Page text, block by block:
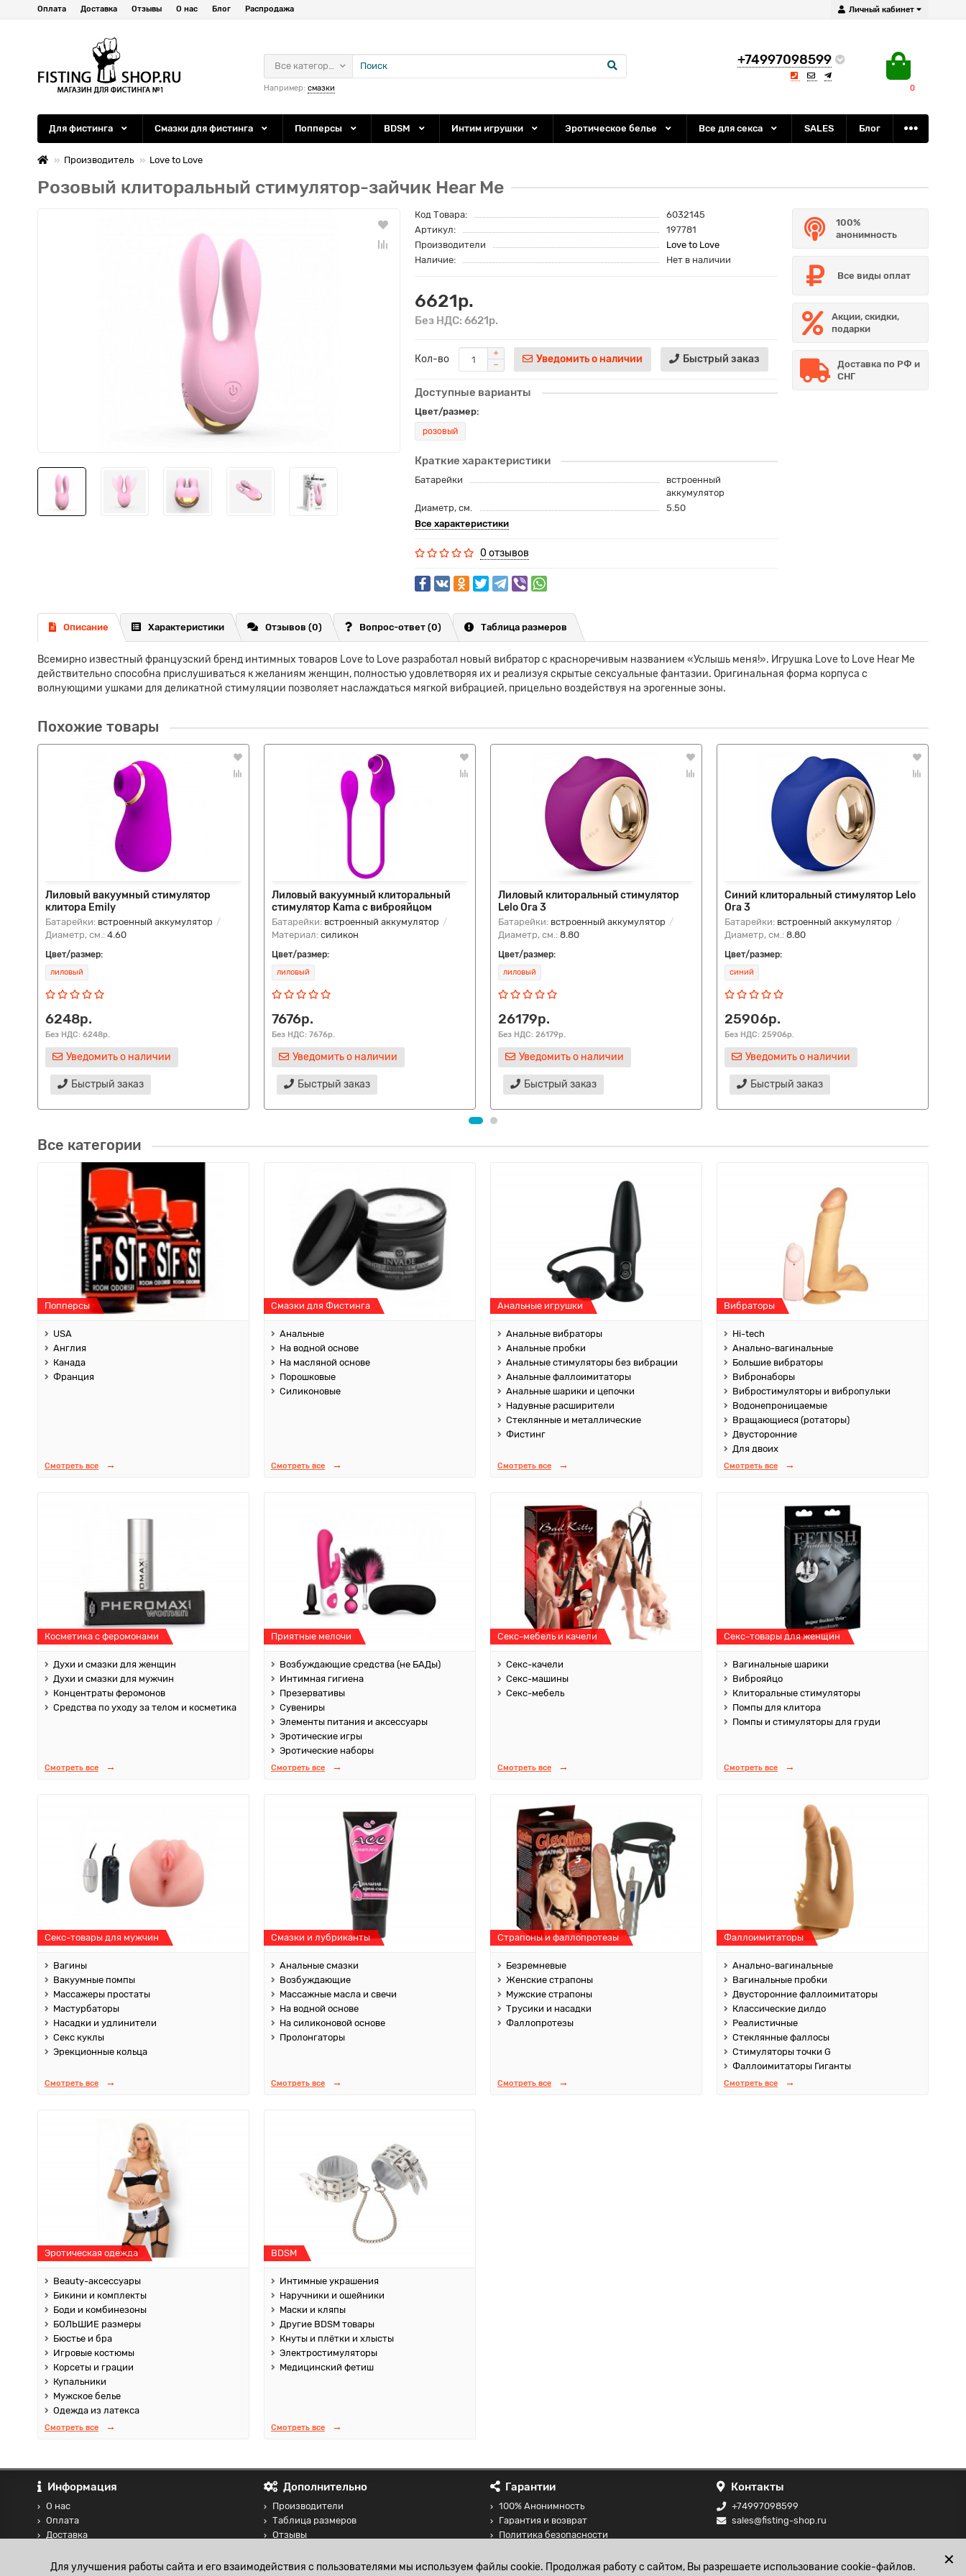
Личный кабинет
Оплата Доставка Отзывы О нас Блог Распродажа
+74997098599
0
Все категории
Например: смазки
Для фистинга Смазки для фистинга Попперсы BDSM Интим игрушки Эротическое белье Все для секса SALES Блог
Производитель Love to Love
Розовый клиторальный стимулятор-зайчик Hear Me
Код Товара:
6032145
Артикул:
197781
Производители
Love to Love
Наличие:
Нет в наличии
6621р.
Без НДС: 6621р.
Кол-во Уведомить о наличии Быстрый заказ
Доступные варианты
Цвет/размер:
розовый
Краткие характеристики
Батарейки
встроенный
аккумулятор
Диаметр, см.
5.50
Все характеристики
0 отзывов
100%
анонимность
Все виды оплат
Акции, скидки,
подарки
Доставка по РФ и
СНГ
Описание Характеристики Отзывов (0) Вопрос-ответ (0) Таблица размеров
Всемирно известный французский бренд интимных товаров Love to Love разработал новый вибратор с красноречивым названием «Услышь меня!». Игрушка Love to Love Hear Me
действительно способна прислушиваться к желаниям женщин, полностью удовлетворяя их и реализуя скрытые сексуальные фантазии. Оригинальная форма корпуса с
волнующими ушками для деликатной стимуляции позволяет наслаждаться мягкой вибрацией, прицельно воздействуя на эрогенные зоны.
Похожие товары
Лиловый вакуумный стимулятор
клитора Emily
Батарейки: встроенный аккумулятор
Диаметр, см.: 4.60
Цвет/размер:
лиловый
6248р.
Без НДС: 6248р.
Уведомить о наличии
Быстрый заказ
Лиловый вакуумный клиторальный
стимулятор Kama с виброяйцом
Батарейки: встроенный аккумулятор
Материал: силикон
Цвет/размер:
лиловый
7676р.
Без НДС: 7676р.
Уведомить о наличии
Быстрый заказ
Лиловый клиторальный стимулятор
Lelo Ora 3
Батарейки: встроенный аккумулятор
Диаметр, см.: 8.80
Цвет/размер:
лиловый
26179р.
Без НДС: 26179р.
Уведомить о наличии
Быстрый заказ
Синий клиторальный стимулятор Lelo
Ora 3
Батарейки: встроенный аккумулятор
Диаметр, см.: 8.80
Цвет/размер:
синий
25906р.
Без НДС: 25906р.
Уведомить о наличии
Быстрый заказ
Все категории
Попперсы
USA
Англия
Канада
Франция
Смотреть все
Смазки для Фистинга
Анальные
На водной основе
На масляной основе
Порошковые
Силиконовые
Смотреть все
Анальные игрушки
Анальные вибраторы
Анальные пробки
Анальные стимуляторы без вибрации
Анальные фаллоимитаторы
Анальные шарики и цепочки
Надувные расширители
Стеклянные и металлические
Фистинг
Смотреть все
Вибраторы
Hi-tech
Анально-вагинальные
Большие вибраторы
Вибронаборы
Вибростимуляторы и вибропульки
Водонепроницаемые
Вращающиеся (ротаторы)
Двусторонние
Для двоих
Смотреть все
Косметика с феромонами
Духи и смазки для женщин
Духи и смазки для мужчин
Концентраты феромонов
Средства по уходу за телом и косметика
Смотреть все
Приятные мелочи
Возбуждающие средства (не БАДы)
Интимная гигиена
Презервативы
Сувениры
Элементы питания и аксессуары
Эротические игры
Эротические наборы
Смотреть все
Секс-мебель и качели
Секс-качели
Секс-машины
Секс-мебель
Смотреть все
Секс-товары для женщин
Вагинальные шарики
Виброяйцо
Клиторальные стимуляторы
Помпы для клитора
Помпы и стимуляторы для груди
Смотреть все
Секс-товары для мужчин
Вагины
Вакуумные помпы
Массажеры простаты
Мастурбаторы
Насадки и удлинители
Секс куклы
Эрекционные кольца
Смотреть все
Смазки и лубриканты
Анальные смазки
Возбуждающие
Массажные масла и свечи
На водной основе
На силиконовой основе
Пролонгаторы
Смотреть все
Страпоны и фаллопротезы
Безремневые
Женские страпоны
Мужские страпоны
Трусики и насадки
Фаллопротезы
Смотреть все
Фаллоимитаторы
Анально-вагинальные
Вагинальные пробки
Двусторонние фаллоимитаторы
Классические дилдо
Реалистичные
Стеклянные фаллосы
Стимуляторы точки G
Фаллоимитаторы Гиганты
Смотреть все
Эротическая одежда
Beauty-аксессуары
Бикини и комплекты
Боди и комбинезоны
БОЛЬШИЕ размеры
Бюстье и бра
Игровые костюмы
Корсеты и грации
Купальники
Мужское белье
Одежда из латекса
Смотреть все
BDSM
Интимные украшения
Наручники и ошейники
Маски и кляпы
Другие BDSM товары
Кнуты и плётки и хлысты
Электростимуляторы
Медицинский фетиш
Смотреть все
Информация
О нас
Оплата
Доставка
Блог
Дополнительно
Производители
Таблица размеров
Отзывы
Гарантии
100% Анонимность
Гарантия и возврат
Политика безопасности
данных
Контакты
+74997098599
sales@fisting-shop.ru
✕
Для улучшения работы сайта и его взаимодействия с пользователями мы используем файлы cookie. Продолжая работу с сайтом, Вы разрешаете использование cookie-файлов.